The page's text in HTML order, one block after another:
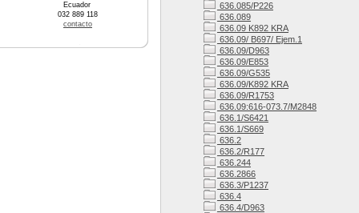
636.085/P226
636.089
636.09 K892 KRA
636.09/ B697/ Ejem.1
636.09/D963
636.09/E853
636.09/G535
636.09/K892 KRA
636.09/R1753
636.09:616-073.7/M2848
636.1/S6421
636.1/S669
636.2
636.2/R177
636.244
636.2866
636.3/P1237
636.4
636.4/D963
Ecuador
032 889 118
contacto